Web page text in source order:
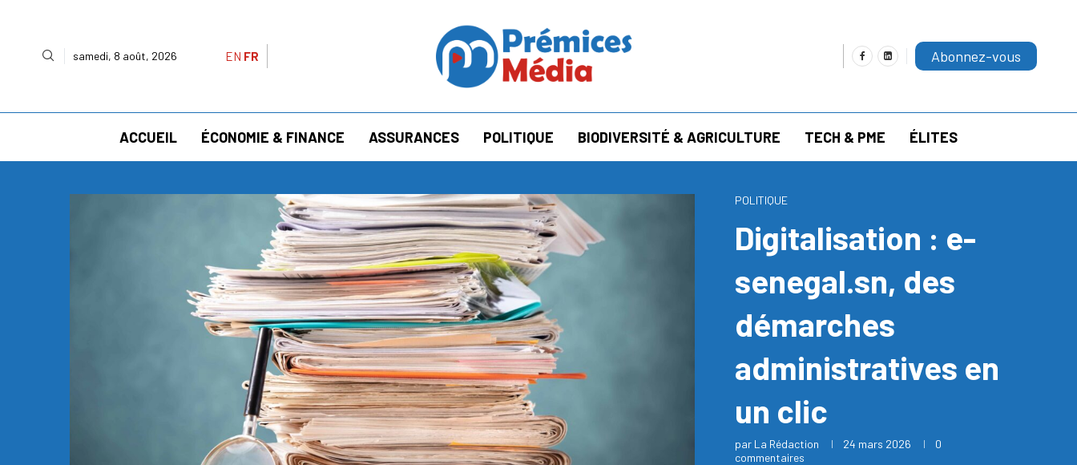
samedi, 8 août, 2026 EN FR Abonnez-vous
ACCUEIL ÉCONOMIE & FINANCE ASSURANCES POLITIQUE BIODIVERSITÉ & AGRICULTURE TECH & PME ÉLITES
POLITIQUE
Digitalisation : e-
senegal.sn, des
démarches
administratives en
un clic
par La Rédaction 24 mars 2026
0
commentaires